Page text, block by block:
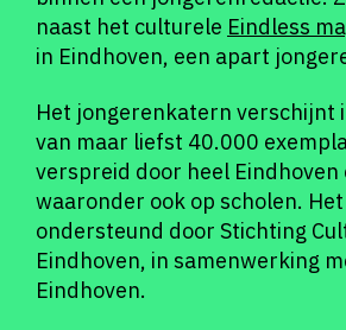
naast het culturele Eindless
in Eindhoven, een apart
Het jongerenkatern verschijnt
van maar liefst 40.000
verspreid door heel Eindhoven
waaronder ook op scholen.
ondersteund door Stichting
Eindhoven, in samenwerking
Eindhoven.